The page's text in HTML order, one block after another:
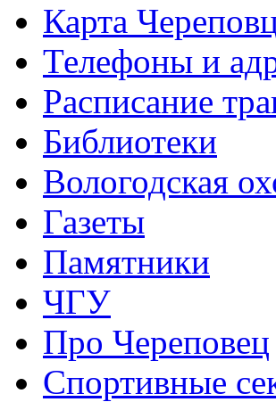
Карта
Телефоны и
Расписание
Библиотеки
Вологодская
Газеты
Памятники
ЧГУ
Про Череповец
Спортивные